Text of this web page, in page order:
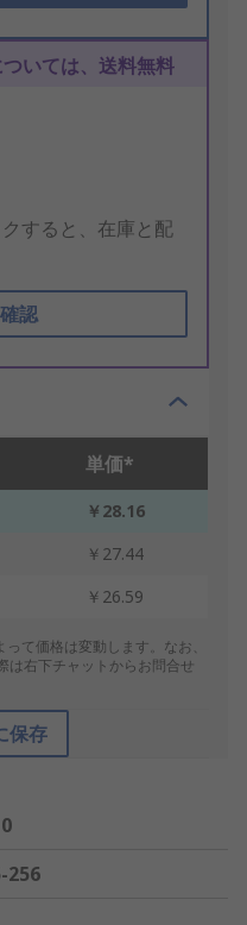
いては、送料無料
すると、在庫と配
認
単価*
￥28.16
￥27.44
￥26.59
て価格は変動します。なお、
は右下チャットからお問合せ
保存
256